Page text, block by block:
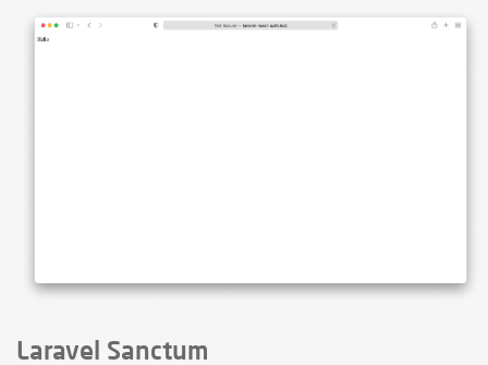
Laravel Sanctum